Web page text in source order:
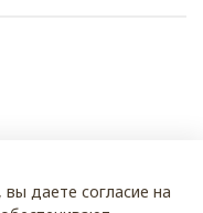
даете согласие на